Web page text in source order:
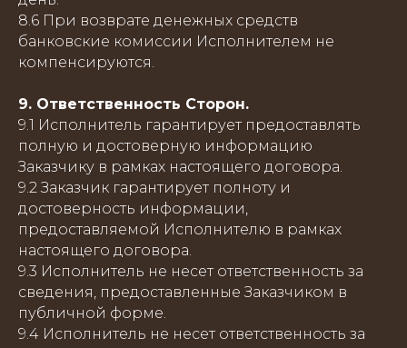
8.6 При возврате денежных средств
банковские комиссии Исполнителем не
компенсируются.
9. Ответственность Сторон.
9.1 Исполнитель гарантирует предоставлять
полную и достоверную информацию
Заказчику в рамках настоящего договора.
9.2 Заказчик гарантирует полноту и
достоверность информации,
предоставляемой Исполнителю в рамках
настоящего договора.
9.3 Исполнитель не несет ответственность за
сведения, предоставленные Заказчиком в
публичной форме.
9.4 Исполнитель не несет ответственность за